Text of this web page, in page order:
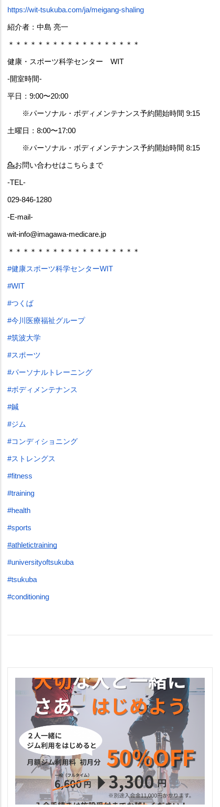
https://wit-tsukuba.com/ja/meigang-shaling
紹介者：中島 亮一
＊＊＊＊＊＊＊＊＊＊＊＊＊＊＊＊＊＊
健康・スポーツ科学センター　WIT
-開室時間-
平日：9:00〜20:00
※パーソナル・ボディメンテナンス予約開始時間 9:15
土曜日：8:00〜17:00
※パーソナル・ボディメンテナンス予約開始時間 8:15
💁‍お問い合わせはこちらまで
-TEL-
029-846-1280
-E-mail-
wit-info@imagawa-medicare.jp
＊＊＊＊＊＊＊＊＊＊＊＊＊＊＊＊＊＊
#健康スポーツ科学センターWIT
#WIT
#つくば
#今川医療福祉グループ
#筑波大学
#スポーツ
#パーソナルトレーニング
#ボディメンテナンス
#鍼
#ジム
#コンディショニング
#ストレングス
#fitness
#training
#health
#sports
#athletictraining
#universityoftsukuba
#tsukuba
#conditioning